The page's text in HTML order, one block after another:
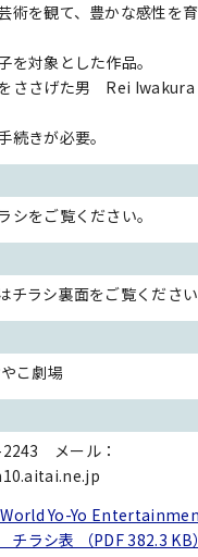
術を観て、豊かな感性を
を対象とした作品。
ささげた男 Rei Iwakura
続きが必要。
をご覧ください。
チラシ裏面をご覧ください
こ劇場
メール：
Yo-Yo
ラシ表 （PDF 382.3 KB）